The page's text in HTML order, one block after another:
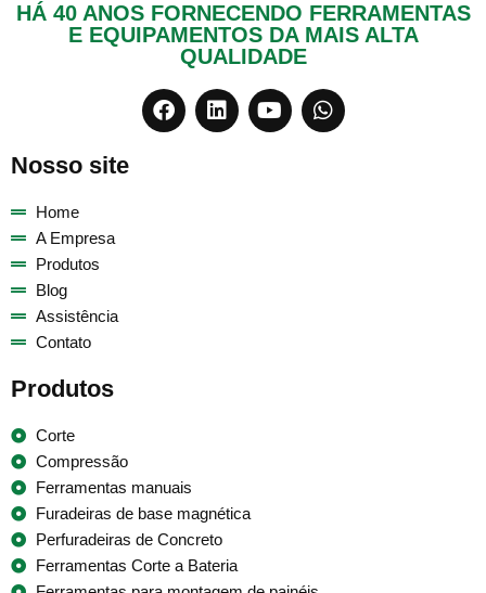
HÁ 40 ANOS FORNECENDO FERRAMENTAS
E EQUIPAMENTOS DA MAIS ALTA
QUALIDADE
Nosso site
Home
A Empresa
Produtos
Blog
Assistência
Contato
Produtos
Corte
Compressão
Ferramentas manuais
Furadeiras de base magnética
Perfuradeiras de Concreto
Ferramentas Corte a Bateria